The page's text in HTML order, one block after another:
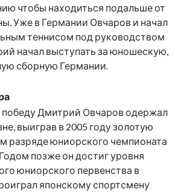
чтобы находиться подальше от
Уже в Германии Овчаров и начал
теннисом под руководством
начал выступать за юношескую,
сборную Германии.
Дмитрий Овчаров одержал
выиграв в 2005 году золотую
разряде юниорского чемпионата
позже он достиг уровня
юниорского первенства в
японскому спортсмену